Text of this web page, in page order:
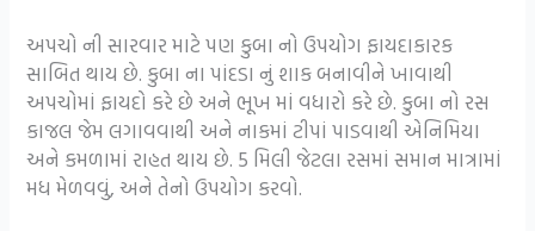
અપચો ની સારવાર માટે પણ કુબા નો ઉપયોગ ફાયદાકારક
સાબિત થાય છે. કુબા ના પાંદડા નું શાક બનાવીને ખાવાથી
અપચોમાં ફાયદો કરે છે અને ભૂખ માં વધારો કરે છે. કુબા નો રસ
કાજલ જેમ લગાવવાથી અને નાકમાં ટીપાં પાડવાથી એનિમિયા
અને કમળામાં રાહત થાય છે. 5 મિલી જેટલા રસમાં સમાન માત્રામાં
મધ મેળવવું, અને તેનો ઉપયોગ કરવો.